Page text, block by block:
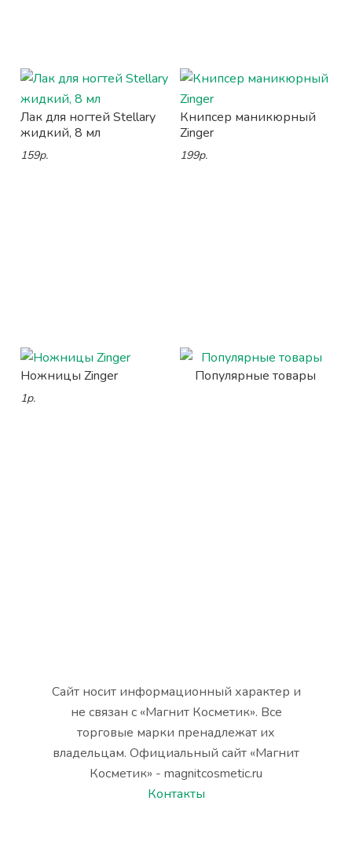
Лак для ногтей Stellary
жидкий, 8 мл
159р.
Книпсер маникюрный
Zinger
199р.
Ножницы Zinger
1р.
Популярные товары
Сайт носит информационный характер и
не связан с «Магнит Косметик». Все
торговые марки пренадлежат их
владельцам. Официальный сайт «Магнит
Косметик» - magnitcosmetic.ru
Контакты